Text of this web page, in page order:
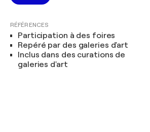
RÉFÉRENCES
Participation à des foires
Repéré par des galeries d'art
Inclus dans des curations de
galeries d'art